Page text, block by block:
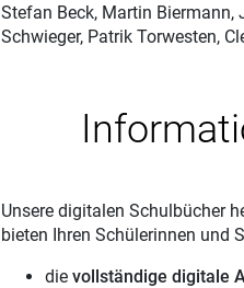
Stefan Beck, Martin Biermann,
Schwieger, Patrik Torwesten,
Unsere digitalen Schulbücher
bieten Ihren Schülerinnen und
die vollständige digitale